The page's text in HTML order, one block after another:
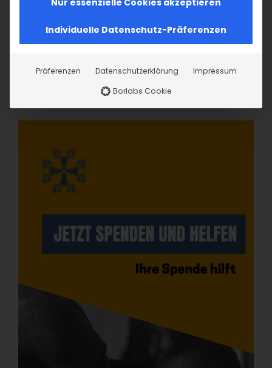
Nur essenzielle Cookies akzeptieren
Individuelle Datenschutz-Präferenzen
Präferenzen Datenschutzerklärung
Impressum
Borlabs Cookie